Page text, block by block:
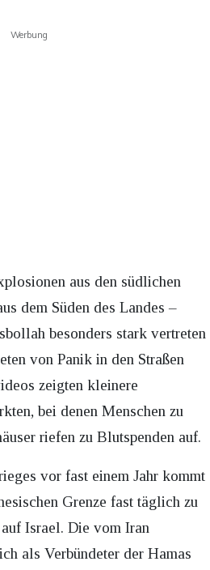
Werbung
aus den südlichen
dem Süden des Landes –
besonders stark vertreten
von Panik in den Straßen
zeigten kleinere
bei denen Menschen zu
riefen zu Blutspenden auf.
vor fast einem Jahr kommt
Grenze fast täglich zu
Israel. Die vom Iran
als Verbündeter der Hamas